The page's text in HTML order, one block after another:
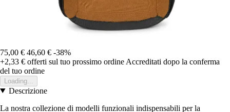
75,00 € 46,60 € -38%
+2,33 € offerti sul tuo prossimo ordine Accreditati dopo la conferma
del tuo ordine
Loading...
Descrizione
La nostra collezione di modelli funzionali indispensabili per la